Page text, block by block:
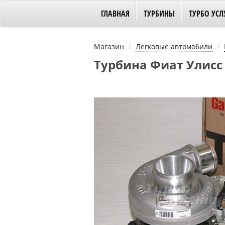
ГЛАВНАЯ ТУРБИНЫ ТУРБО
Магазин Легковые автомобили
Турбина Фиат Улисс